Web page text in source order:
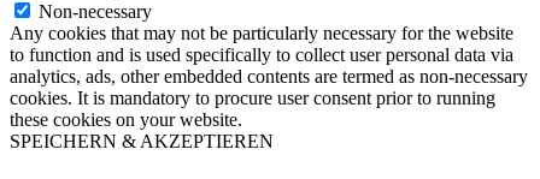
Non-necessary
Any cookies that may not be particularly necessary for the website
to function and is used specifically to collect user personal data via
analytics, ads, other embedded contents are termed as non-necessary
cookies. It is mandatory to procure user consent prior to running
these cookies on your website.
SPEICHERN & AKZEPTIEREN